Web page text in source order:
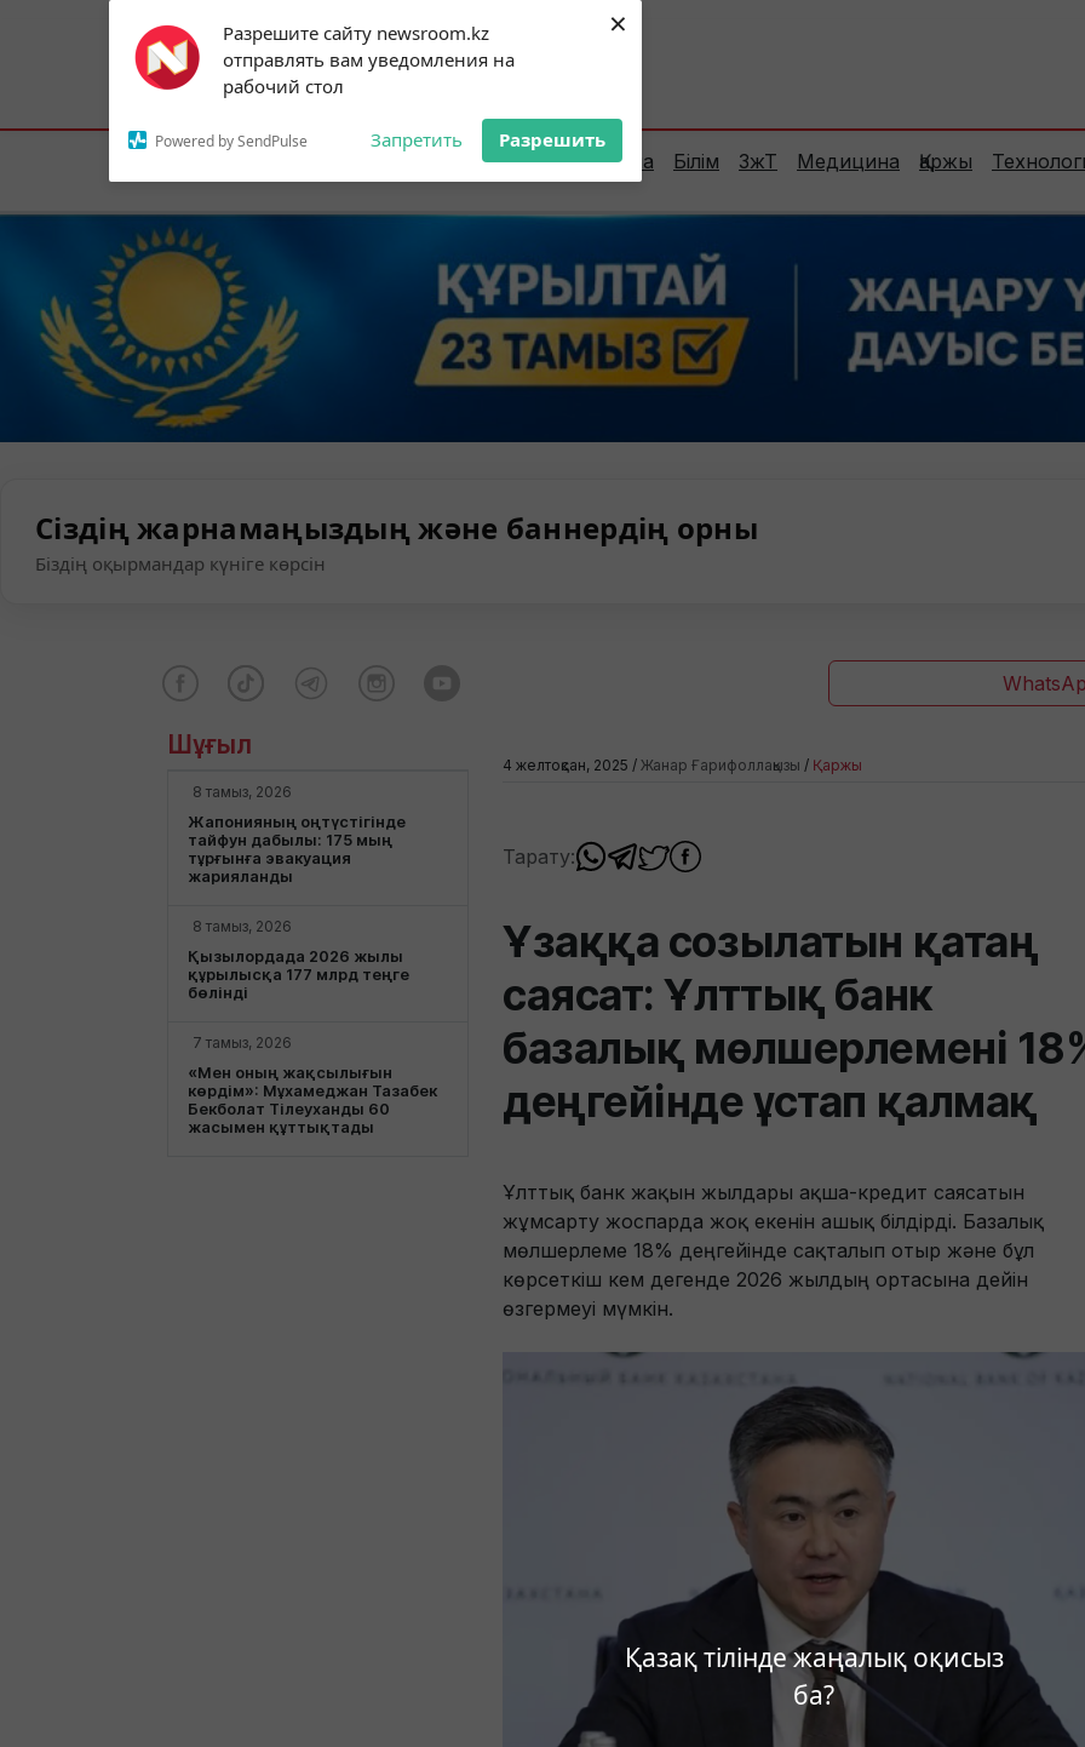
Разрешите сайту newsroom.kz
отправлять вам уведомления на
рабочий стол
Powered by SendPulse Запретить Разрешить
×
Қазақ тілінде жаңалық оқисыз
ба?
Subscribe to our
notifications!
To enable permission prompts, click on
the notification icon
Астана:32°C Алматы:35°C Шымкент:
Елорда Сараптама Білім ЗжТ Медицина Қаржы
Сіздің жарнамаңыздың және баннердің орны
Біздің оқырмандар күніге көрсін
Шұғыл
8 тамыз, 2026
Жапонияның оңтүстігінде
тайфун дабылы: 175 мың
тұрғынға эвакуация
жарияланды
8 тамыз, 2026
Қызылордада 2026 жылы
құрылысқа 177 млрд теңге
бөлінді
7 тамыз, 2026
«Мен оның жақсылығын
көрдім»: Мұхамеджан Тазабек
Бекболат Тілеуханды 60
жасымен құттықтады
4 желтоқсан, 2025 / Жанар Ғарифоллақызы / Қаржы
Тарату:
Ұзаққа созылатын қатаң
саясат: Ұлттық банк
базалық мөлшерлемені
деңгейінде ұстап қалмақ
Ұлттық банк жақын жылдары ақша-кредит саясатын
жұмсарту жоспарда жоқ екенін ашық білдірді. Базалық
мөлшерлеме 18% деңгейінде сақталып отыр және бұл
көрсеткіш кем дегенде 2026 жылдың ортасына дейін
өзгермеуі мүмкін.